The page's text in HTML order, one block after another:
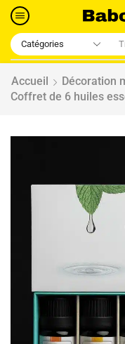
Accueil
Décoration
Coffret de 6 huiles